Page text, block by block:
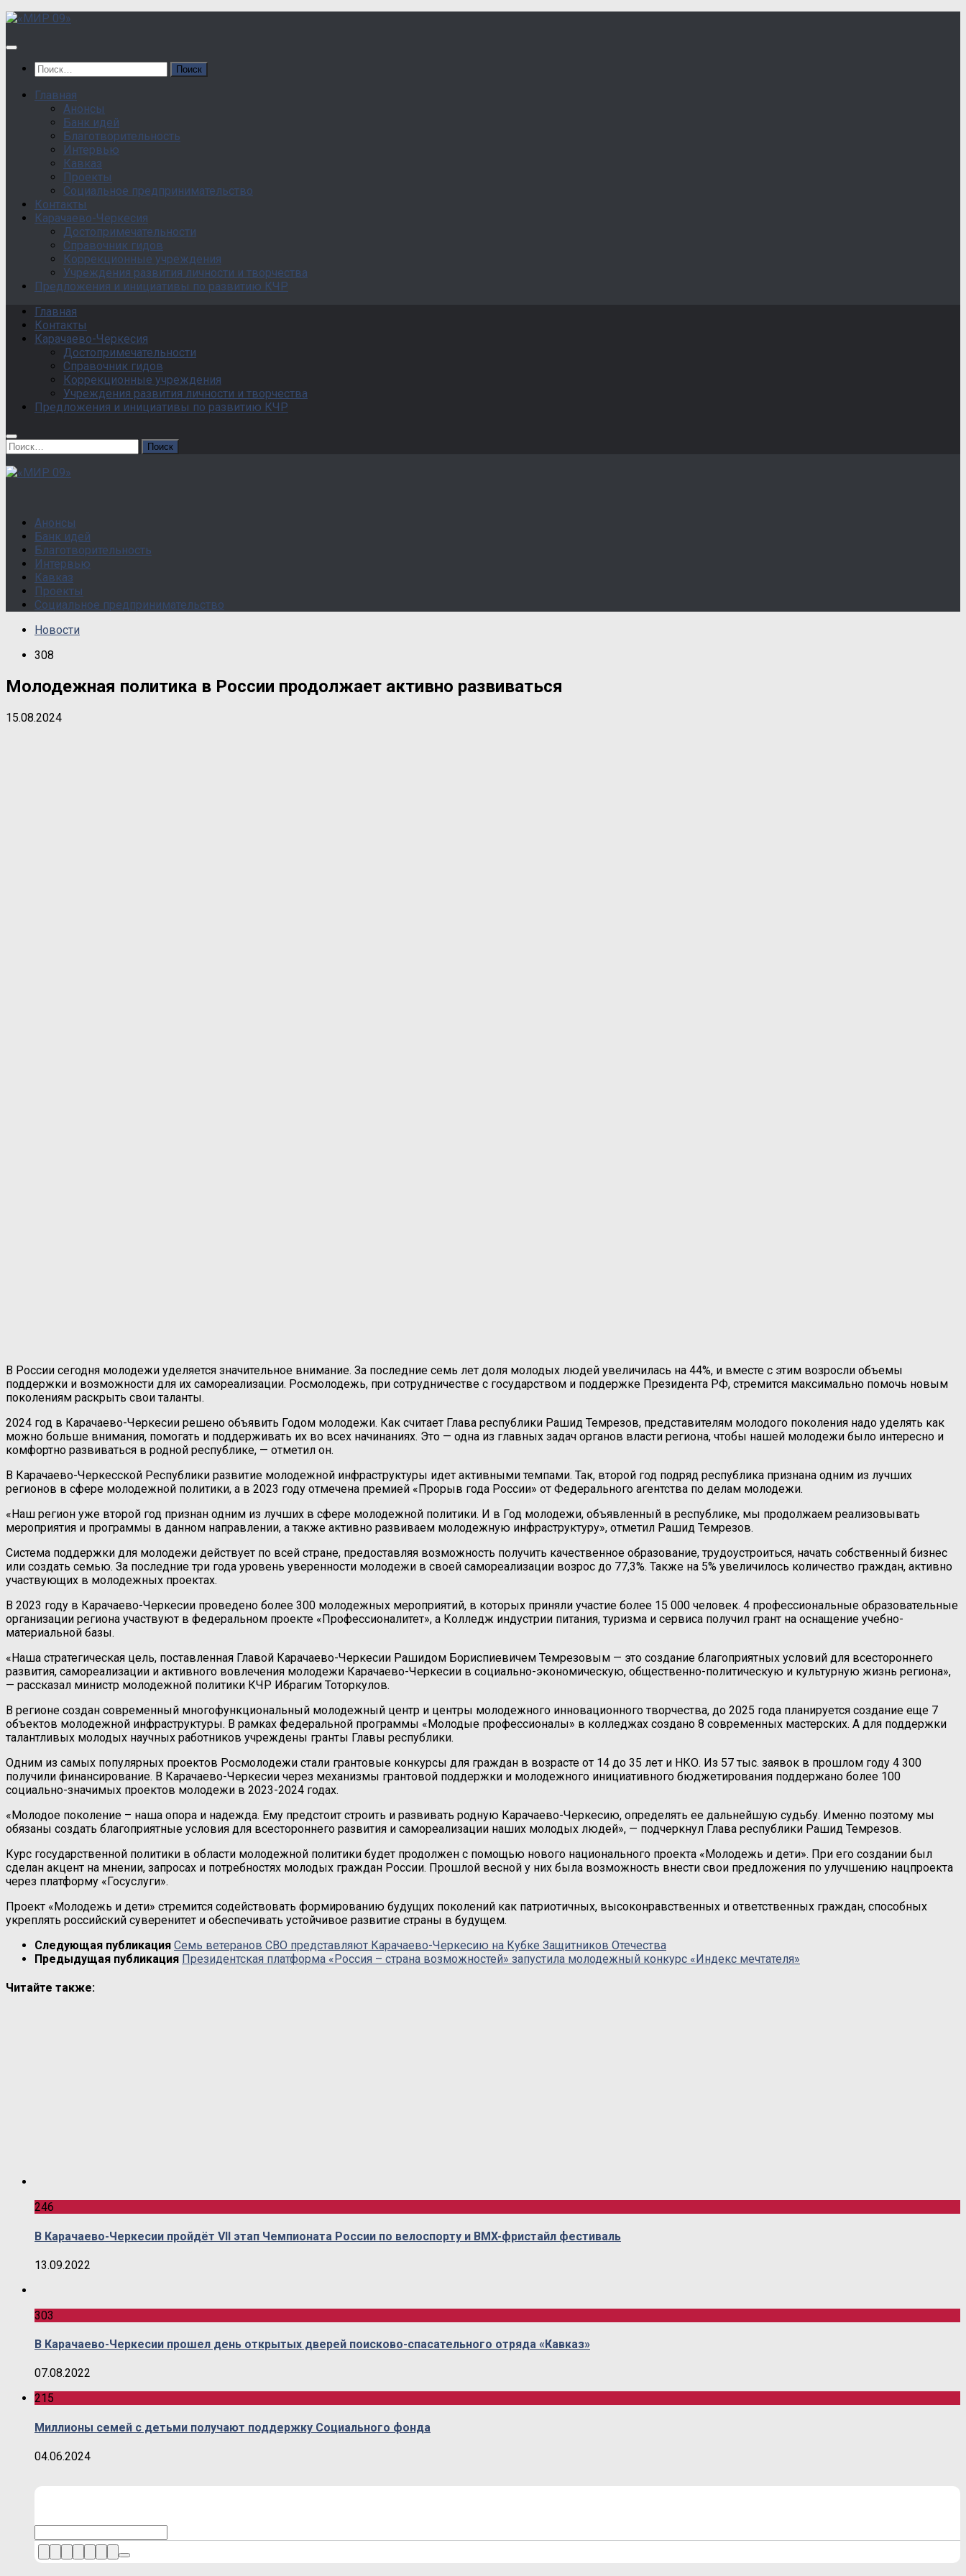
Перейти
содержанию
Найти:
Главная
Анонсы
Банк идей
Благотворительность
Интервью
Кавказ
Проекты
Социальное предпринимательство
Контакты
Карачаево-Черкесия
Достопримечательности
Справочник гидов
Коррекционные учреждения
Учреждения развития личности и творчества
Предложения и инициативы по развитию КЧР
Главная
Контакты
Карачаево-Черкесия
Достопримечательности
Справочник гидов
Коррекционные учреждения
Учреждения развития личности и творчества
Предложения и инициативы по развитию КЧР
Найти:
Анонсы
Банк идей
Благотворительность
Интервью
Кавказ
Проекты
Социальное предпринимательство
Новости
308
Молодежная политика в России продолжает активно развиваться
15.08.2024
В России сегодня молодежи уделяется значительное внимание. За последние семь лет доля молодых людей увеличилась на 44%, и вместе с этим возросли объемы
поддержки и возможности для их самореализации. Росмолодежь, при сотрудничестве с государством и поддержке Президента РФ, стремится максимально помочь новым
поколениям раскрыть свои таланты.
2024 год в Карачаево-Черкесии решено объявить Годом молодежи. Как считает Глава республики Рашид Темрезов, представителям молодого поколения надо уделять как
можно больше внимания, помогать и поддерживать их во всех начинаниях. Это — одна из главных задач органов власти региона, чтобы нашей молодежи было интересно и
комфортно развиваться в родной республике, — отметил он.
В Карачаево-Черкесской Республики развитие молодежной инфраструктуры идет активными темпами. Так, второй год подряд республика признана одним из лучших
регионов в сфере молодежной политики, а в 2023 году отмечена премией «Прорыв года России» от Федерального агентства по делам молодежи.
«Наш регион уже второй год признан одним из лучших в сфере молодежной политики. И в Год молодежи, объявленный в республике, мы продолжаем реализовывать
мероприятия и программы в данном направлении, а также активно развиваем молодежную инфраструктуру», отметил Рашид Темрезов.
Система поддержки для молодежи действует по всей стране, предоставляя возможность получить качественное образование, трудоустроиться, начать собственный бизнес
или создать семью. За последние три года уровень уверенности молодежи в своей самореализации возрос до 77,3%. Также на 5% увеличилось количество граждан, активно
участвующих в молодежных проектах.
В 2023 году в Карачаево-Черкесии проведено более 300 молодежных мероприятий, в которых приняли участие более 15 000 человек. 4 профессиональные образовательные
организации региона участвуют в федеральном проекте «Профессионалитет», а Колледж индустрии питания, туризма и сервиса получил грант на оснащение учебно-
материальной базы.
«Наша стратегическая цель, поставленная Главой Карачаево-Черкесии Рашидом Бориспиевичем Темрезовым — это создание благоприятных условий для всестороннего
развития, самореализации и активного вовлечения молодежи Карачаево-Черкесии в социально-экономическую, общественно-политическую и культурную жизнь региона»,
— рассказал министр молодежной политики КЧР Ибрагим Тоторкулов.
В регионе создан современный многофункциональный молодежный центр и центры молодежного инновационного творчества, до 2025 года планируется создание еще 7
объектов молодежной инфраструктуры. В рамках федеральной программы «Молодые профессионалы» в колледжах создано 8 современных мастерских. А для поддержки
талантливых молодых научных работников учреждены гранты Главы республики.
Одним из самых популярных проектов Росмолодежи стали грантовые конкурсы для граждан в возрасте от 14 до 35 лет и НКО. Из 57 тыс. заявок в прошлом году 4 300
получили финансирование. В Карачаево-Черкесии через механизмы грантовой поддержки и молодежного инициативного бюджетирования поддержано более 100
социально-значимых проектов молодежи в 2023-2024 годах.
«Молодое поколение – наша опора и надежда. Ему предстоит строить и развивать родную Карачаево-Черкесию, определять ее дальнейшую судьбу. Именно поэтому мы
обязаны создать благоприятные условия для всестороннего развития и самореализации наших молодых людей», — подчеркнул Глава республики Рашид Темрезов.
Курс государственной политики в области молодежной политики будет продолжен с помощью нового национального проекта «Молодежь и дети». При его создании был
сделан акцент на мнении, запросах и потребностях молодых граждан России. Прошлой весной у них была возможность внести свои предложения по улучшению нацпроекта
через платформу «Госуслуги».
Проект «Молодежь и дети» стремится содействовать формированию будущих поколений как патриотичных, высоконравственных и ответственных граждан, способных
укреплять российский суверенитет и обеспечивать устойчивое развитие страны в будущем.
Следующая публикация Семь ветеранов СВО представляют Карачаево-Черкесию на Кубке Защитников Отечества
Предыдущая публикация Президентская платформа «Россия – страна возможностей» запустила молодежный конкурс «Индекс мечтателя»
Читайте также:
246
В Карачаево-Черкесии пройдёт VII этап Чемпионата России по велоспорту и BMX-фристайл фестиваль
13.09.2022
303
В Карачаево-Черкесии прошел день открытых дверей поисково-спасательного отряда «Кавказ»
07.08.2022
215
Миллионы семей с детьми получают поддержку Социального фонда
04.06.2024